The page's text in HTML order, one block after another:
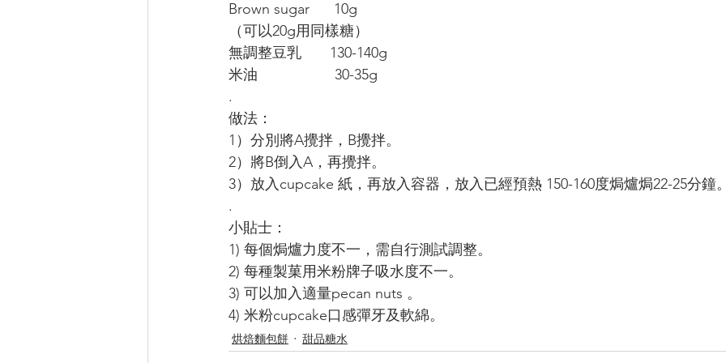
Brown sugar      10g
（可以20g用同樣糖）
無調整豆乳       130-140g
米油                   30-35g
.
做法：
1）分別將A攪拌，B攪拌。
2）將B倒入A，再攪拌。
3）放入cupcake 紙，再放入容器，放入已經預熱 150-160度焗爐焗22-25分鐘
.
小貼士：
1) 每個焗爐力度不一，需自行測試調整。
2) 每種製菓用米粉牌子吸水度不一。
3) 可以加入適量pecan nuts 。
4) 米粉cupcake口感彈牙及軟綿。
烘焙麵包餅 甜品糖水